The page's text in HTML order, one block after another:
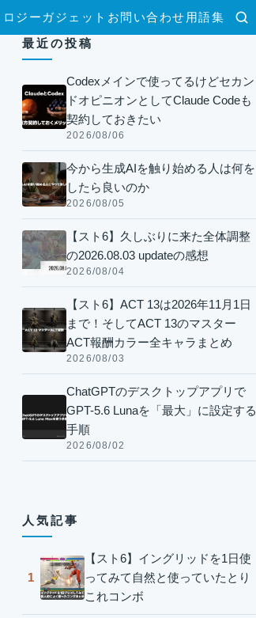
検索
ジー ガジェット お問い合わせ 用語集
イブを見てきました【セトリ付】
最近の投稿
Codexメインで使ってるけどセカン
ドオピニオンとしてClaude Codeも
契約しておきたい
2026/08/06
今から生成AIを触り始める人は何を
したら良いのか
2026/08/05
【スト6】久しぶりに来た全体調整
の2026.08.03 updateの感想
2026/08/04
【スト6】ACT 13は2026年11月1日
まで！そしてACT 13のマスター
ACT報酬カラー全キャラまとめ
2026/08/03
ChatGPTのデスクトップアプリで
GPT-5.6 Lunaを「最大」に設定する
手順
2026/08/02
人気記事
1
【スト6】イングリッドを1日使
ってみて自然と使っていたとり
これコンボ